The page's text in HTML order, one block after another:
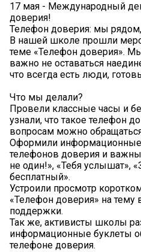
17 мая - Международный
доверия!
Телефон доверия: мы
В нашей школе прошли
теме «Телефон доверия».
важно не оставаться
что всегда есть люди,
Что мы делали?
Провели классные часы и
узнали, что такое телефон
вопросам можно
Оформили
телефонов доверия и
не один!», «Тебя услышат»,
бесплатный».
Устроили просмотр
«Телефон доверия» на
поддержки.
Так же, активисты школы
информационные буклеты
телефоне доверия.